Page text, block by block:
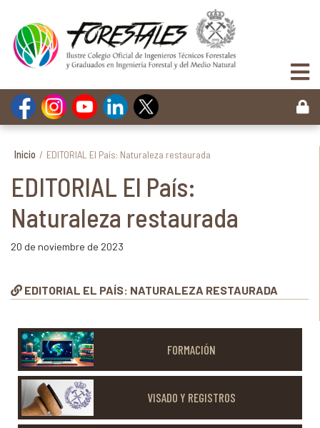
Inicio / EDITORIAL El País: Naturaleza restaurada
EDITORIAL El País:
Naturaleza restaurada
20 de noviembre de 2023
EDITORIAL EL PAÍS: NATURALEZA RESTAURADA
FORMACIÓN
VISADO Y REGISTROS